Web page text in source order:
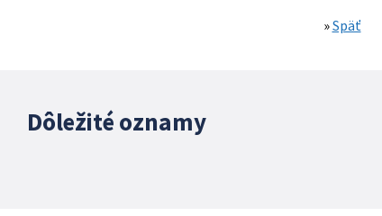
»Späť
Dôležité oznamy